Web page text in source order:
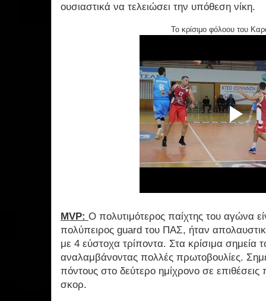
ουσιαστικά να τελειώσει την υπόθεση νίκη.
Το κρίσιμο φόλοου του
MVP: Ο πολυτιμότερος παίχτης του αγώνα
πολύπειρος guard του ΠΑΣ, ήταν
με 4 εύστοχα τρίποντα. Στα κρίσιμα
αναλαμβάνοντας πολλές πρωτοβουλίες.
πόντους στο δεύτερο ημίχρονο σε
σκορ.